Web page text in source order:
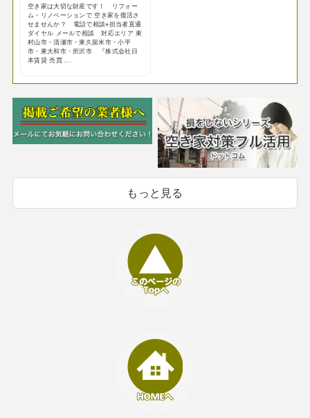
空き家は大切な財産です！ リフォー
ム・リノベーションで 空き家を復活さ
せませんか？ 電話で相談※担当者直通
ダイヤル メールで相談 対応エリア 東
村山市・清瀬市・東久留米市・小平
市・東大和市・所沢市 『株式会社日
本賃貸 売買 ...
もっと見る